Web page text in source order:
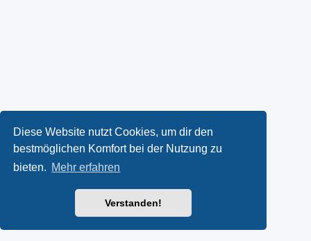
Diese Website nutzt Cookies, um dir den
bestmöglichen Komfort bei der Nutzung zu
bieten. Mehr erfahren
Verstanden!